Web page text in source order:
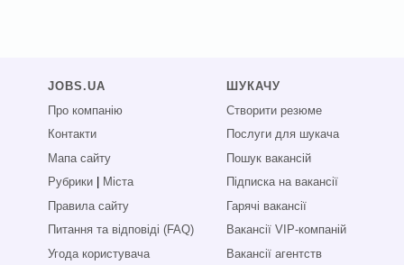
JOBS.UA
Про компанію
Контакти
Мапа сайту
Рубрики
Міста
Правила сайту
Питання та відповіді (FAQ)
Угода користувача
ШУКАЧУ
Створити резюме
Послуги для шукача
Пошук вакансій
Підписка на вакансії
Гарячі вакансії
Вакансії VIP-компаній
Вакансії агентств